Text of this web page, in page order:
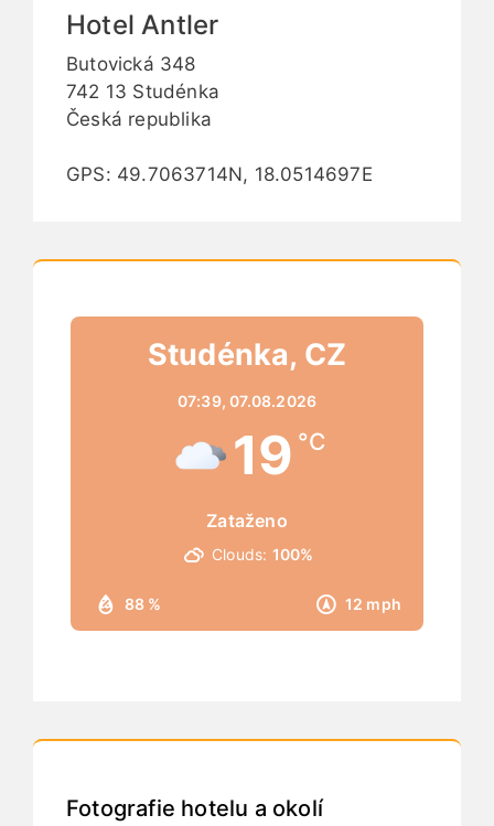
Hotel Antler
Butovická 348
742 13 Studénka
Česká republika
GPS: 49.7063714N, 18.0514697E
Studénka, CZ
07:39,07.08.2026
19 °C
Zataženo
88 % 12 mph
Clouds: 100%
Fotografie hotelu a okolí